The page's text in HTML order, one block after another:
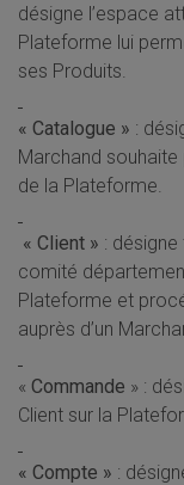
désigne l’espace
Plateforme lui
ses Produits.
« Catalogue » :
Marchand souhaite
de la Plateforme.
« Client » :
comité
Plateforme et
auprès d’un
« Commande » :
Client sur la
« Compte » :